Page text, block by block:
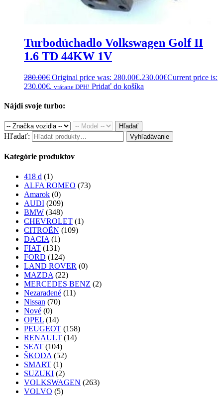
Turbodúchadlo Volkswagen Golf II
1.6 TD 44KW 1V
280.00€ Original price was: 280.00€.230.00€Current price is:
230.00€. vrátane DPH! Pridať do košíka
Nájdi svoje turbo:
Hľadať
Hľadať: Vyhľadávanie
Kategórie produktov
418 d (1)
ALFA ROMEO (73)
Amarok (0)
AUDI (209)
BMW (348)
CHEVROLET (1)
CITROËN (109)
DACIA (1)
FIAT (131)
FORD (124)
LAND ROVER (0)
MAZDA (22)
MERCEDES BENZ (2)
Nezaradené (11)
Nissan (70)
Nové (0)
OPEL (14)
PEUGEOT (158)
RENAULT (14)
SEAT (104)
ŠKODA (52)
SMART (1)
SUZUKI (2)
VOLKSWAGEN (263)
VOLVO (5)